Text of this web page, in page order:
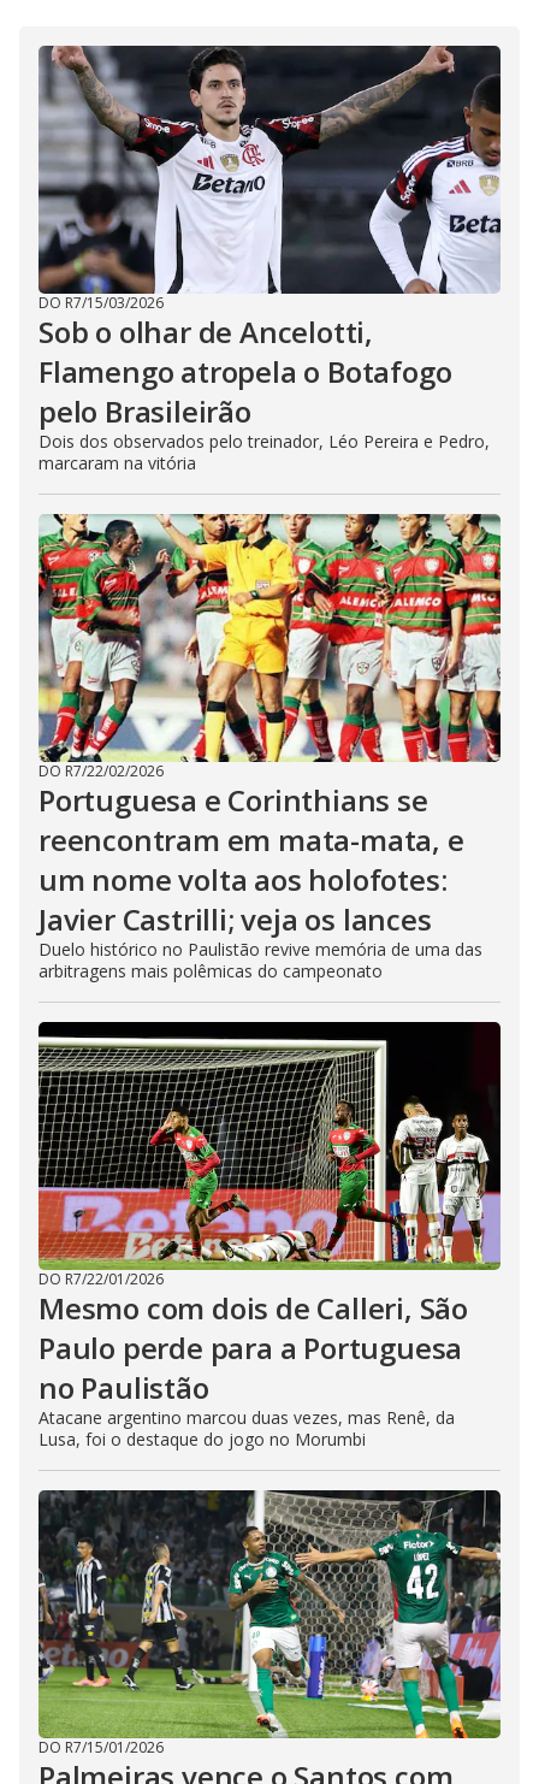
DO R7/15/03/2026
Sob o olhar de Ancelotti,
Flamengo atropela o Botafogo
pelo Brasileirão
Dois dos observados pelo treinador, Léo Pereira e Pedro,
marcaram na vitória
DO R7/22/02/2026
Portuguesa e Corinthians se
reencontram em mata-mata, e
um nome volta aos holofotes:
Javier Castrilli; veja os lances
Duelo histórico no Paulistão revive memória de uma das
arbitragens mais polêmicas do campeonato
DO R7/22/01/2026
Mesmo com dois de Calleri, São
Paulo perde para a Portuguesa
no Paulistão
Atacane argentino marcou duas vezes, mas Renê, da
Lusa, foi o destaque do jogo no Morumbi
DO R7/15/01/2026